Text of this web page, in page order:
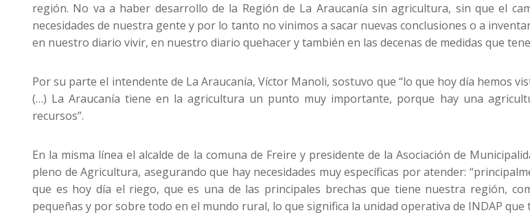
región. No va a haber desarrollo de la Región de La Araucanía sin agricultura, sin que el
necesidades de nuestra gente y por lo tanto no vinimos a sacar nuevas conclusiones o a
en nuestro diario vivir, en nuestro diario quehacer y también en las decenas de medidas que
Por su parte el intendente de La Araucanía, Víctor Manoli, sostuvo que “lo que hoy día hemos
(…) La Araucanía tiene en la agricultura un punto muy importante, porque hay una
recursos”.
En la misma línea el alcalde de la comuna de Freire y presidente de la Asociación de
pleno de Agricultura, asegurando que hay necesidades muy específicas por atender:
que es hoy día el riego, que es una de las principales brechas que tiene nuestra región,
pequeñas y por sobre todo en el mundo rural, lo que significa la unidad operativa de INDAP que